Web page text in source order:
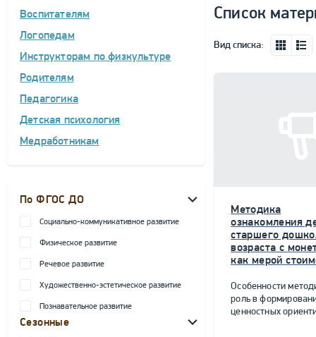
Воспитателям
Логопедам
Инструкторам по физкультуре
Родителям
Педагогика
Детская психология
Медработникам
По ФГОС ДО
Социально-коммуникативное развитие
Физическое развитие
Речевое развитие
Художественно-эстетическое развитие
Познавательное развитие
Сезонные
Список
Вид списка:
Методика
ознакомления
старшего
возраста с
как мерой
Особенности
роль в
ценностных